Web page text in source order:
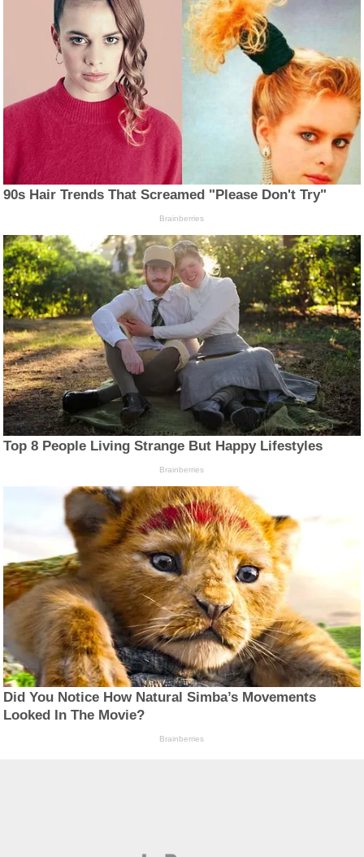
90s Hair Trends That Screamed "Please Don't Try"
Brainberries
Top 8 People Living Strange But Happy Lifestyles
Brainberries
Did You Notice How Natural Simba’s Movements
Looked In The Movie?
Brainberries